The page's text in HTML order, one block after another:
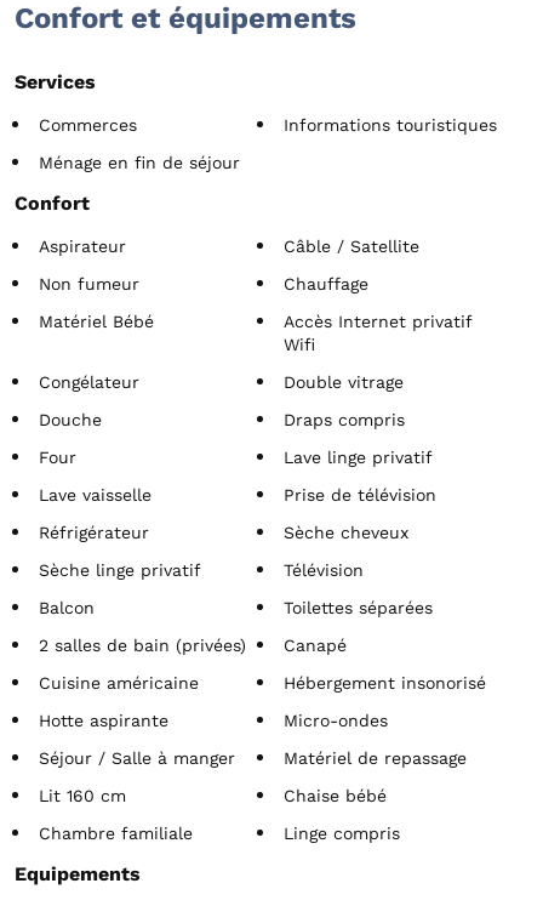
Confort et équipements
Services
Commerces
Informations touristiques
Ménage en fin de séjour
Confort
Aspirateur
Câble / Satellite
Non fumeur
Chauffage
Matériel Bébé
Accès Internet privatif
Wifi
Congélateur
Double vitrage
Douche
Draps compris
Four
Lave linge privatif
Lave vaisselle
Prise de télévision
Réfrigérateur
Sèche cheveux
Sèche linge privatif
Télévision
Balcon
Toilettes séparées
2 salles de bain (privées)
Canapé
Cuisine américaine
Hébergement insonorisé
Hotte aspirante
Micro-ondes
Séjour / Salle à manger
Matériel de repassage
Lit 160 cm
Chaise bébé
Chambre familiale
Linge compris
Equipements